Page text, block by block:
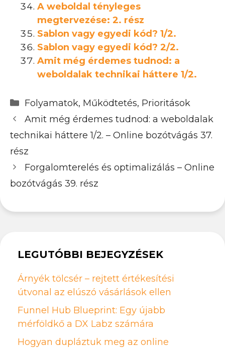
A weboldal tényleges
megtervezése: 2. rész
Sablon vagy egyedi kód? 1/2.
Sablon vagy egyedi kód? 2/2.
Amit még érdemes tudnod: a
weboldalak technikai háttere 1/2.
Kategória
Folyamatok, Működtetés, Prioritások
Amit még érdemes tudnod: a weboldalak
technikai háttere 1/2. – Online bozótvágás 37.
rész
Forgalomterelés és optimalizálás – Online
bozótvágás 39. rész
LEGUTÓBBI BEJEGYZÉSEK
Árnyék tölcsér – rejtett értékesítési
útvonal az elúszó vásárlások ellen
Funnel Hub Blueprint: Egy újabb
mérföldkő a DX Labz számára
Hogyan dupláztuk meg az online